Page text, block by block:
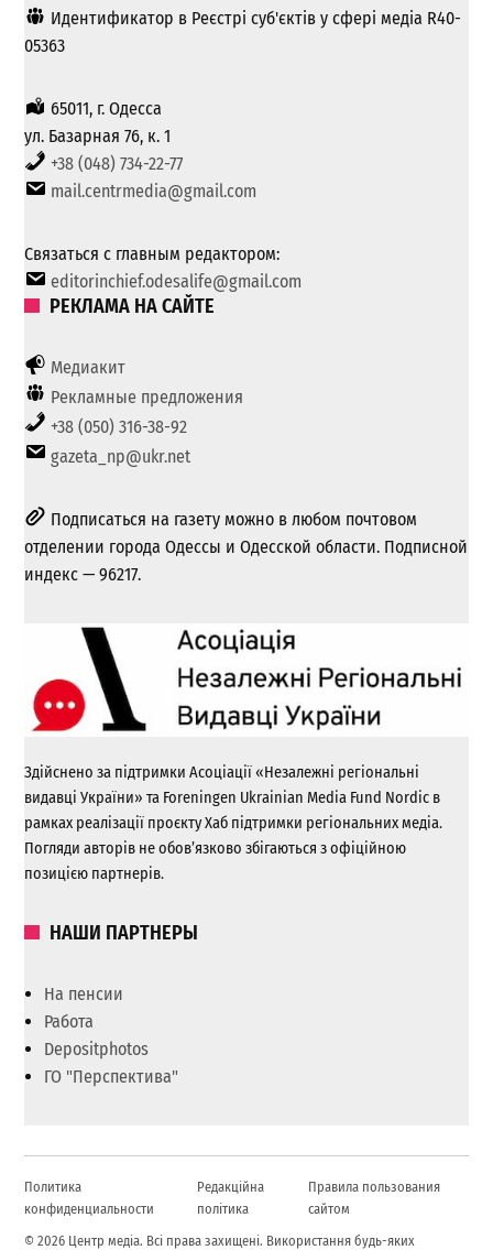
Идентификатор в Реєстрі суб'єктів у сфері медіа R40-
05363
65011, г. Одесса
ул. Базарная 76, к. 1
+38 (048) 734-22-77
mail.centrmedia@gmail.com
Связаться с главным редактором:
editorinchief.odesalife@gmail.com
РЕКЛАМА НА САЙТЕ
Медиакит
Рекламные предложения
+38 (050) 316-38-92
gazeta_np@ukr.net
Подписаться на газету можно в любом почтовом
отделении города Одессы и Одесской области. Подписной
индекс — 96217.
Здійснено за підтримки Асоціації «Незалежні регіональні
видавці України» та Foreningen Ukrainian Media Fund Nordic в
рамках реалізації проєкту Хаб підтримки регіональних медіа.
Погляди авторів не обов’язково збігаються з офіційною
позицією партнерів.
НАШИ ПАРТНЕРЫ
На пенсии
Работа
Depositphotos
ГО "Перспектива"
Политика
конфиденциальности
Редакційна
політика
Правила пользования
сайтом
© 2026 Центр медіа. Всі права захищені. Використання будь-яких